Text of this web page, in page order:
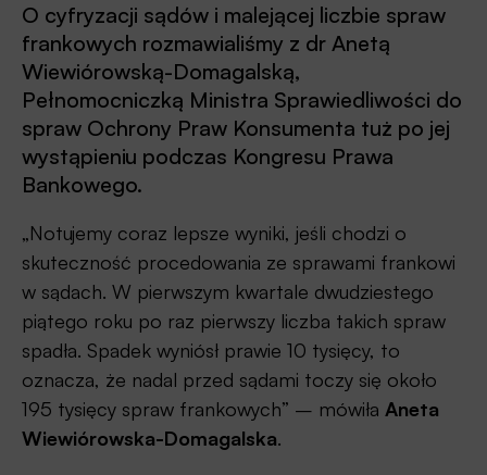
O cyfryzacji sądów i malejącej liczbie spraw
frankowych rozmawialiśmy z dr Anetą
Wiewiórowską-Domagalską,
Pełnomocniczką Ministra Sprawiedliwości do
spraw Ochrony Praw Konsumenta tuż po jej
wystąpieniu podczas Kongresu Prawa
Bankowego.
„Notujemy coraz lepsze wyniki, jeśli chodzi o
skuteczność procedowania ze sprawami frankowi
w sądach. W pierwszym kwartale dwudziestego
piątego roku po raz pierwszy liczba takich spraw
spadła. Spadek wyniósł prawie 10 tysięcy, to
oznacza, że nadal przed sądami toczy się około
195 tysięcy spraw frankowych” – mówiła Aneta
Wiewiórowska-Domagalska.